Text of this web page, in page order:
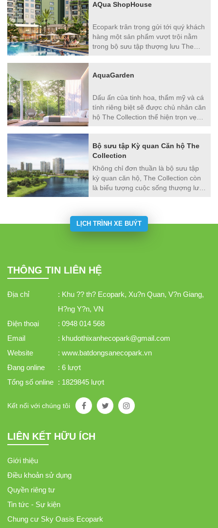
AQua ShopHouse
Ecopark trân trọng gửi tới quý khách
hàng một sản phẩm vượt trội nằm
trong bộ sưu tập thượng lưu The
căn hộ AQuabay sôi động, một mô
hình kinh doanh, đồng thời là chốn
an cư đẳng cấp cho gia chủ.
AquaGarden
Dấu ấn của tinh hoa, thẩm mỹ và cá
tính riêng biệt sẽ được chủ nhân căn
hộ The Collection thể hiện trọn vẹn
Bộ sưu tập Kỳ quan Căn hộ The
Collection
Không chỉ đơn thuần là bộ sưu tập
kỳ quan căn hộ, The Collection còn
là biểu tượng cuộc sống thượng lưu
LỊCH TRÌNH XE BUÝT
THÔNG TIN LIÊN HỆ
Địa chỉ
: Khu ?? th? Ecopark, Xu?n Quan, V?n Giang,
H?ng Y?n, VN
Điện thoại
: 0948 014 568
Email
: khudothixanhecopark@gmail.com
Website
: www.batdongsanecopark.vn
Đang online
: 6 lượt
Tổng số online : 1829845 lượt
Kết nối với chúng tôi
LIÊN KẾT HỮU ÍCH
Giới thiệu
Điều khoản sử dụng
Quyền riêng tư
Tin tức - Sự kiện
Chung cư Sky Oasis Ecopark